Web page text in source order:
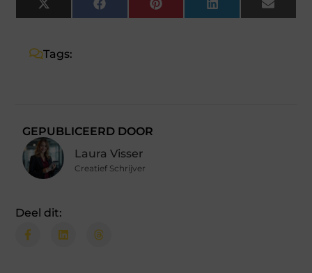
X
(Twitter)
FacebookPinterestLinkedIn Email
Tags:
GEPUBLICEERD DOOR
Laura Visser
Creatief Schrijver
Deel dit: